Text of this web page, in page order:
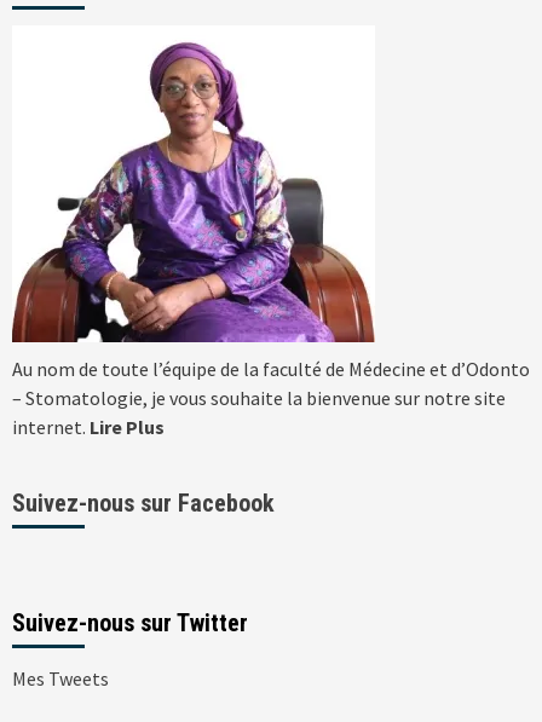
Au nom de toute l’équipe de la faculté de Médecine et d’Odonto
– Stomatologie, je vous souhaite la bienvenue sur notre site
internet. Lire Plus
Suivez-nous sur Facebook
Suivez-nous sur Twitter
Mes Tweets